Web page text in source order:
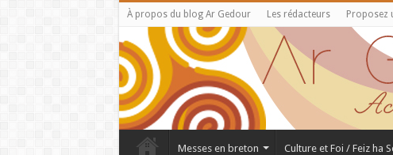
À propos du blog Ar Gedour Les rédacteurs Proposez
Messes en breton Culture et Foi / Feiz ha